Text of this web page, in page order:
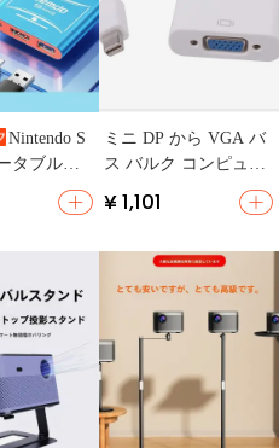
Nintendo S
タブルド
変換アダ
レビ・プ
ミニ DP から VGA バ
ス バルク コンピュー
¥ 1,101